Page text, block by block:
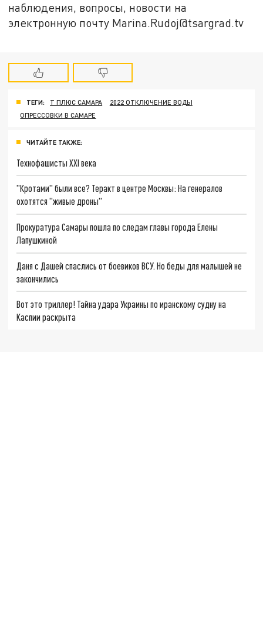
наблюдения, вопросы, новости на
электронную почту Marina.Rudoj@tsargrad.tv
ТЕГИ: Т ПЛЮС САМАРА
2022 ОТКЛЮЧЕНИЕ ВОДЫ
ОПРЕССОВКИ В САМАРЕ
ЧИТАЙТЕ ТАКЖЕ:
Технофашисты XXI века
"Кротами" были все? Теракт в центре Москвы: На генералов
охотятся "живые дроны"
Прокуратура Самары пошла по следам главы города Елены
Лапушкиной
Даня с Дашей спаслись от боевиков ВСУ. Но беды для малышей не
закончились
Вот это триллер! Тайна удара Украины по иранскому судну на
Каспии раскрыта